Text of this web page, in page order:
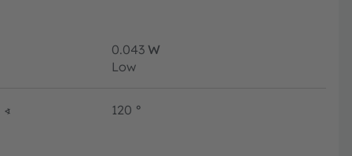
0.043 W
Low
∢ 120 °